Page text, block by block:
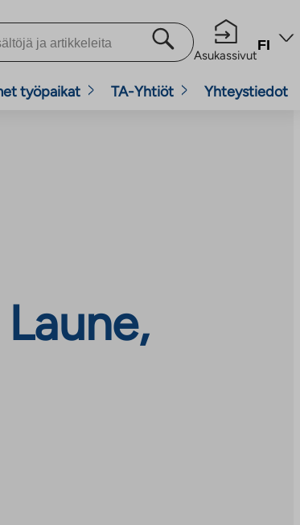
Asukassivut
FI
työpaikat TA-Yhtiöt Yhteystiedot